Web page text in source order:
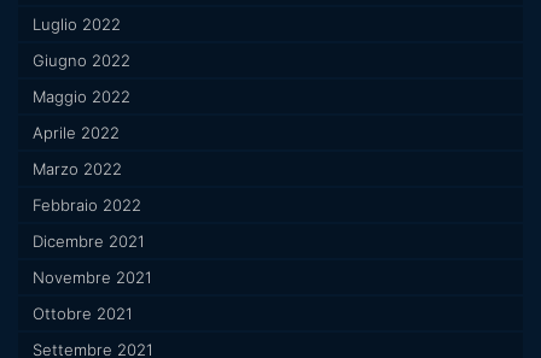
Luglio 2022
Giugno 2022
Maggio 2022
Aprile 2022
Marzo 2022
Febbraio 2022
Dicembre 2021
Novembre 2021
Ottobre 2021
Settembre 2021